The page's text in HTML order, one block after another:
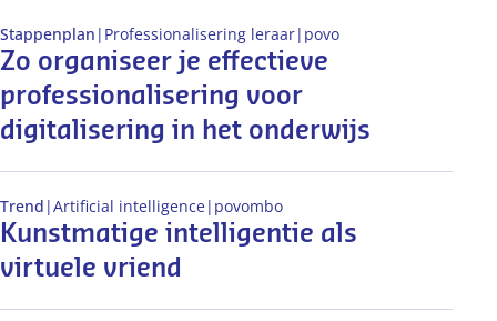
Zo organiseer je effectieve
professionalisering voor
digitalisering in het onderwijs
Stappenplan | Professionalisering leraar| povo
Kunstmatige intelligentie als
virtuele vriend
Trend |Artificial intelligence| povombo